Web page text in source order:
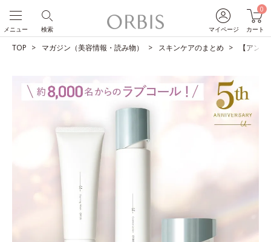
マイページ
0
カート
検索
メニュー
TOP マガジン（美容情報・読み物） スキンケアのまとめ 【アン